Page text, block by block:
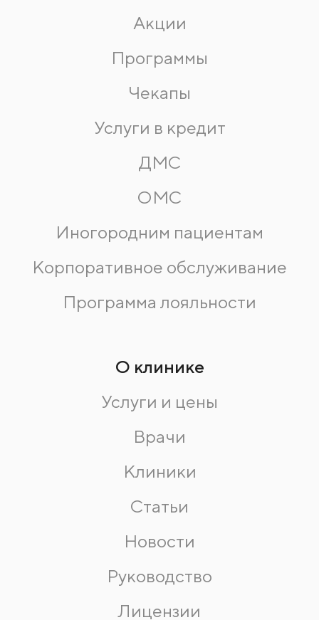
Акции
Программы
Чекапы
Услуги в кредит
ДМС
ОМС
Иногородним пациентам
Корпоративное обслуживание
Программа лояльности
О клинике
Услуги и цены
Врачи
Клиники
Статьи
Новости
Руководство
Лицензии